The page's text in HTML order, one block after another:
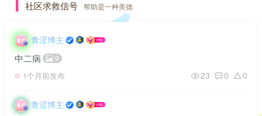
社区求救信号 帮助是一种美德
青涩博主
中二病 9
1个月前发布 23 0 0
青涩博主